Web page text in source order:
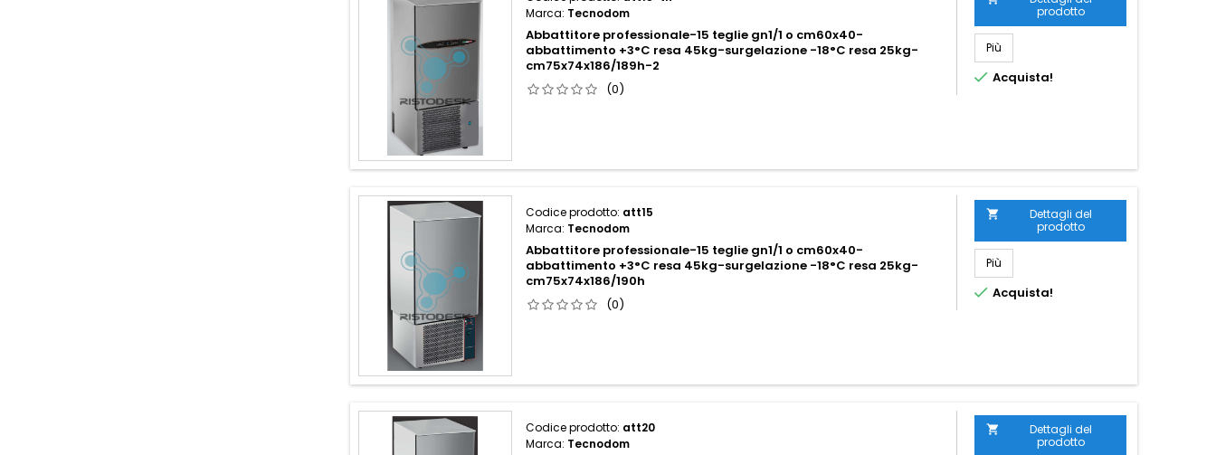
Marca: Tecnodom
Abbattitore professionale-15 teglie gn1/1 o cm60x40-
abbattimento +3°C resa 45kg-surgelazione -18°C resa 25kg-
cm75x74x186/189h-2
(0)
prodotto
Più
 Acquista!
Codice prodotto: att15
Marca: Tecnodom
Abbattitore professionale-15 teglie gn1/1 o cm60x40-
abbattimento +3°C resa 45kg-surgelazione -18°C resa 25kg-
cm75x74x186/190h
(0)

Dettagli del
prodotto
Più
 Acquista!
Codice prodotto: att20
Marca: Tecnodom

Dettagli del
prodotto